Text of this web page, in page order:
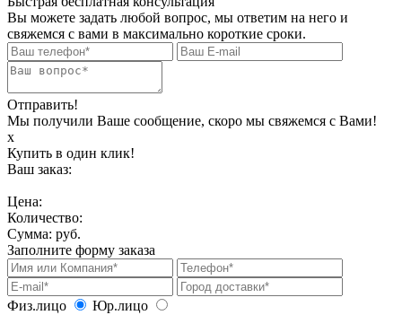
Вы можете задать любой вопрос, мы ответим на него и
свяжемся с вами в максимально короткие сроки.
Отправить!
Мы получили Ваше сообщение, скоро мы свяжемся с Вами!
х
Купить в один клик!
Ваш заказ:
Цена:
Количество:
Сумма: руб.
Заполните форму заказа
Физ.лицо
Юр.лицо